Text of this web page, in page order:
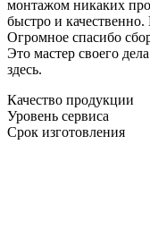
монтажом никаких
быстро и
Огромное спасибо
Это мастер своего
здесь.
Качество продукции
Уровень сервиса
Срок изготовления